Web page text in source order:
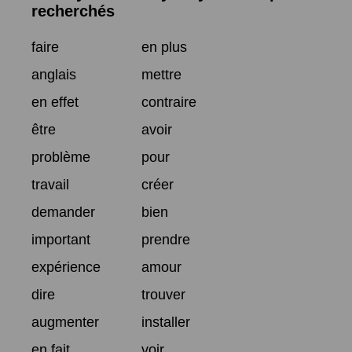
recherchés
faire
en plus
anglais
mettre
en effet
contraire
être
avoir
problème
pour
travail
créer
demander
bien
important
prendre
expérience
amour
dire
trouver
augmenter
installer